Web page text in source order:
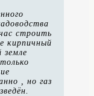
строить
кирпичный
земле
, но газ